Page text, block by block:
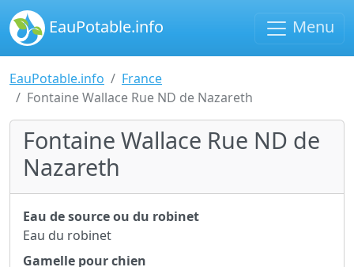
EauPotable.info Menu
EauPotable.info
France
Fontaine Wallace Rue ND de Nazareth
Fontaine Wallace Rue ND de
Nazareth
Eau de source ou du robinet
Eau du robinet
Gamelle pour chien